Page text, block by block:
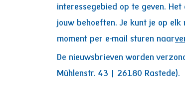
interessegebied op te geven.
jouw behoeften. Je kunt je op
moment per e-mail sturen naar
De nieuwsbrieven worden
Mühlenstr. 43 | 26180 Rastede).